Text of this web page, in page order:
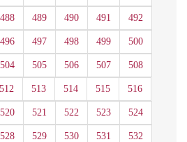
488 489 490 491 492
496 497 498 499 500
504 505 506 507 508
512 513 514 515 516
520 521 522 523 524
528 529 530 531 532